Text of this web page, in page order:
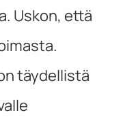
Uskon, että
täydellistä